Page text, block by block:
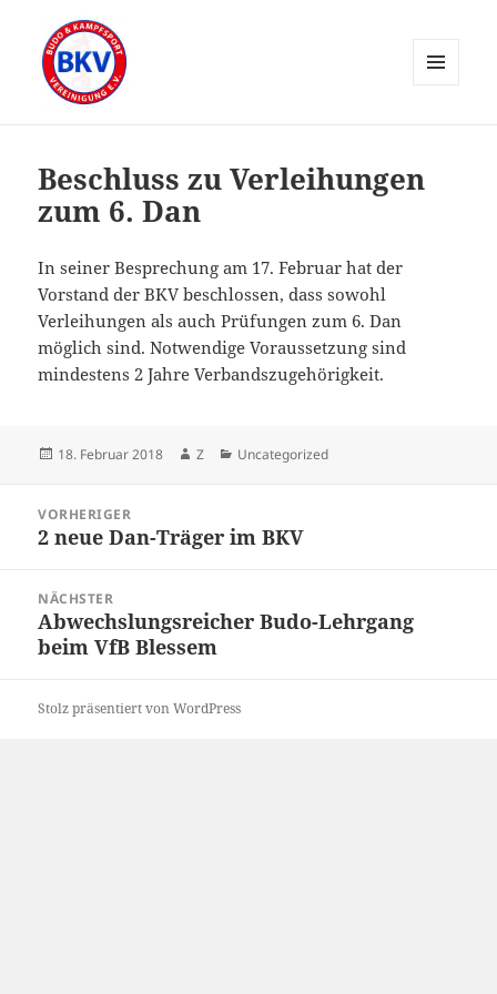
Beschluss zu Verleihungen
zum 6. Dan
In seiner Besprechung am 17. Februar hat der
Vorstand der BKV beschlossen, dass sowohl
Verleihungen als auch Prüfungen zum 6. Dan
möglich sind. Notwendige Voraussetzung sind
mindestens 2 Jahre Verbandszugehörigkeit.
Veröffentlicht
18. Februar 2018 Autor
Z Kategorien
Uncategorized
VORHERIGER
Vorheriger
2 neue Dan-Träger im BKV
NÄCHSTER
Nächster
Beitrag:
Abwechslungsreicher Budo-Lehrgang
beim VfB Blessem
Stolz präsentiert von WordPress